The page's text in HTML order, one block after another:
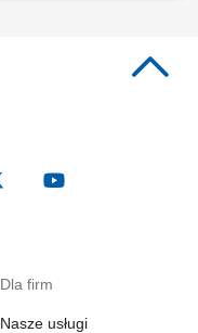
Dla firm
Nasze usługi